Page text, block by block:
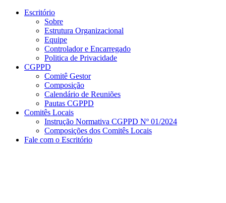
Conteúdo principal
Escritório
Sobre
Estrutura Organizacional
Equipe
Controlador e Encarregado
Politica de Privacidade
CGPPD
Comitê Gestor
Composição
Calendário de Reuniões
Pautas CGPPD
Comitês Locais
Instrução Normativa CGPPD Nº 01/2024
Composições dos Comitês Locais
Fale com o Escritório